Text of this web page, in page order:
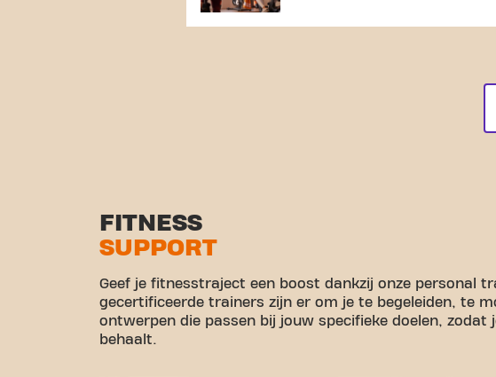
FITNESS
SUPPORT
Geef je fitnesstraject een boost dankzij onze personal
gecertificeerde trainers zijn er om je te begeleiden, te
ontwerpen die passen bij jouw specifieke doelen, zodat
behaalt.